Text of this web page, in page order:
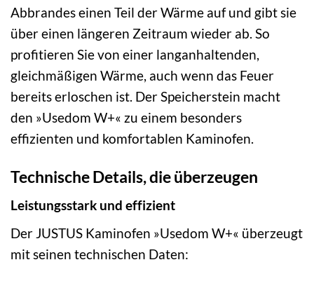
Abbrandes einen Teil der Wärme auf und gibt sie
über einen längeren Zeitraum wieder ab. So
profitieren Sie von einer langanhaltenden,
gleichmäßigen Wärme, auch wenn das Feuer
bereits erloschen ist. Der Speicherstein macht
den »Usedom W+« zu einem besonders
effizienten und komfortablen Kaminofen.
Technische Details, die überzeugen
Leistungsstark und effizient
Der JUSTUS Kaminofen »Usedom W+« überzeugt
mit seinen technischen Daten: